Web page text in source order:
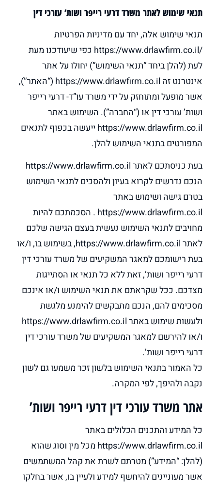
תנאי שימוש לאתר משרד דרעי רייפר ושות’ עורכי דין
תנאי שימוש אלה, יחד עם מדיניות הפרטיות
/https://www.drlawfirm.co.il כפי שיעודכנו מעת
לעת (להלן ביחד “תנאי השימוש”) יחולו על אתר
אינטרנט זה https://www.drlawfirm.co.il (“האתר”),
אשר מופעל ומתוחזק על ידי משרד עו”ד- דרעי רייפר
ושות’ עורכי דין או (“החברה”). השימוש באתר
https://www.drlawfirm.co.il ייעשה בכפוף לתנאים
המפורטים בתנאי השימוש להלן.
בעת כניסתכם לאתר https://www.drlawfirm.co.il
הנכם נדרשים לקרוא בעיון ולהסכים לתנאי השימוש
בטרם גישה ושימוש באתר
https://www.drlawfirm.co.il . הסכמתכם להיות
מחויבים לתנאי השימוש נעשית בעצם הגישה שלכם
לאתר https://www.drlawfirm.co.il, בשימוש בו, ו/או
בעת רישומכם למאגר המשקיעים של משרד עורכי דין
דרעי רייפר ושות’, זאת ללא כל תנאי או הסתייגות
מצדכם. ככל שקראתם את תנאי השימוש ו/או אינכם
מסכימים להם, הנכם מתבקשים להימנע מלגשת
ולעשות שימוש באתר https://www.drlawfirm.co.il
ו/או להירשם למאגר המשקיעים של משרד עורכי דין
דרעי רייפר ושות’.
כל האמור בתנאי השימוש בלשון זכר משמעו גם לשון
נקבה ולהיפך, לפי המקרה.
אתר משרד עורכי דין דרעי רייפר ושות’
כל המידע והתכנים הכלולים באתר
https://www.drlawfirm.co.il מכל מין וסוג שהוא
(להלן: “המידע”) מטרתם לשרת את קהל המשתמשים
אשר מעוניינים להיחשף למידע ולעיין בו, אשר בחלקו